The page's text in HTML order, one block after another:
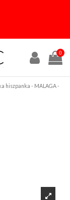
0
hiszpanka - MALAGA -